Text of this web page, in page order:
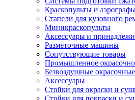
Краскопульты и
Стапели для кузовного
Миникраскопульты
Аксессуары и
Разметочные машины
Сопутствующие товары
Промышленное
Безвоздушные
Аксессуары
Стойки для окраски и
Стойки для покраски и